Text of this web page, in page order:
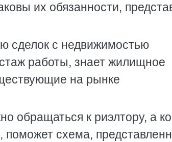
их обязанности,
сделок с недвижимостью
работы, знает жилищное
на рынке
обращаться к риэлтору, а
схема,